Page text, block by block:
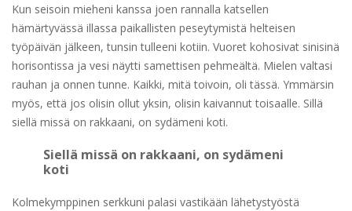
Kun seisoin mieheni kanssa joen rannalla katsellen
hämärtyvässä illassa paikallisten peseytymistä helteisen
työpäivän jälkeen, tunsin tulleeni kotiin. Vuoret kohosivat sinisinä
horisontissa ja vesi näytti samettisen pehmeältä. Mielen valtasi
rauhan ja onnen tunne. Kaikki, mitä toivoin, oli tässä. Ymmärsin
myös, että jos olisin ollut yksin, olisin kaivannut toisaalle. Sillä
siellä missä on rakkaani, on sydämeni koti.
Siellä missä on rakkaani, on sydämeni
koti
Kolmekymppinen serkkuni palasi vastikään lähetystyöstä